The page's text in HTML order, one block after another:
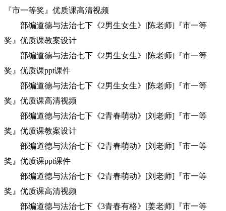
『市一等奖』优质课高清视频
部编道德与法治七下《2男生女生》[陈老师]『市一等
奖』优质课教案设计
部编道德与法治七下《2男生女生》[陈老师]『市一等
奖』优质课ppt课件
部编道德与法治七下《2男生女生》[陈老师]『市一等
奖』优质课高清视频
部编道德与法治七下《2青春萌动》[刘老师]『市一等
奖』优质课教案设计
部编道德与法治七下《2青春萌动》[刘老师]『市一等
奖』优质课ppt课件
部编道德与法治七下《2青春萌动》[刘老师]『市一等
奖』优质课高清视频
部编道德与法治七下《3青春有格》[姜老师]『市一等